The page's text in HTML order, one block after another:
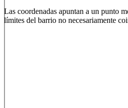
Las coordenadas apuntan a un punto
límites del barrio no necesariamente